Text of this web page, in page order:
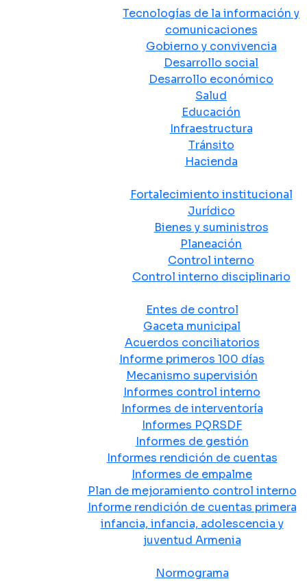
Tecnologías de la información y
comunicaciones
Gobierno y convivencia
Desarrollo social
Desarrollo económico
Salud
Educación
Infraestructura
Tránsito
Hacienda
Fortalecimiento institucional
Jurídico
Bienes y suministros
Planeación
Control interno
Control interno disciplinario
Entes de control
Gaceta municipal
Acuerdos conciliatorios
Informe primeros 100 días
Mecanismo supervisión
Informes control interno
Informes de interventoría
Informes PQRSDF
Informes de gestión
Informes rendición de cuentas
Informes de empalme
Plan de mejoramiento control interno
Informe rendición de cuentas primera
infancia, infancia, adolescencia y
juventud Armenia
Normograma